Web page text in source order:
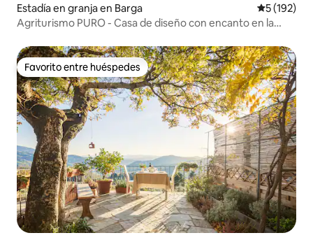
Estadía en granja en Barga
5 (192)
Agriturismo PURO - Casa de diseño con encanto en la
Favorito entre huéspedes
Favorito entre huéspedes